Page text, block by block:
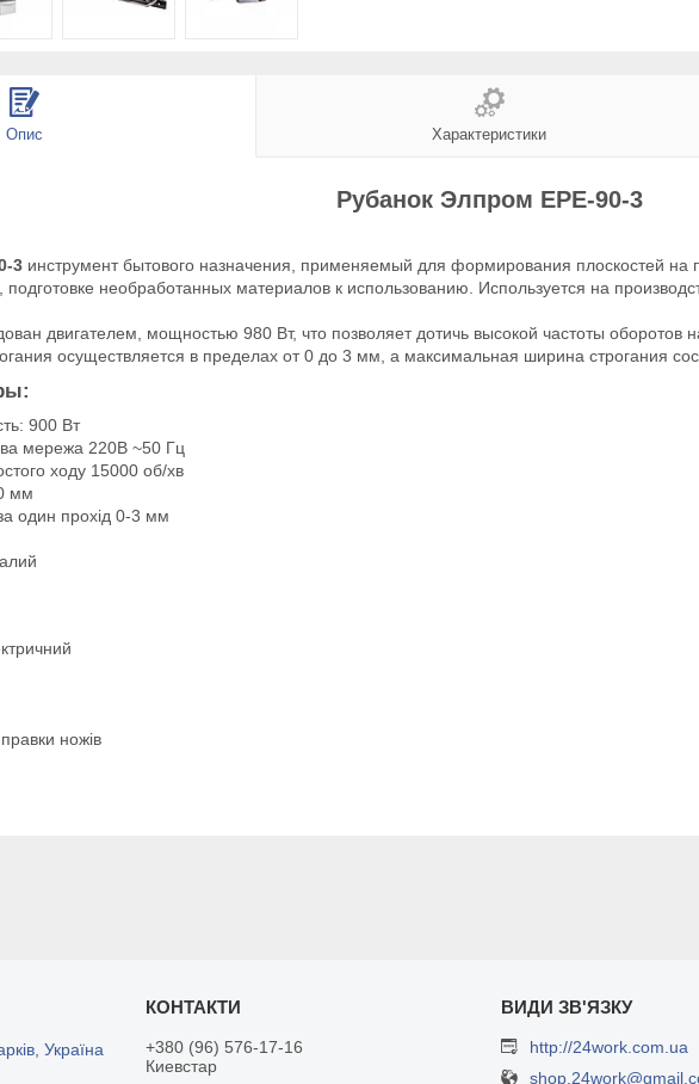
Опис Характеристики
Рубанок Элпром ЕРЕ-90-3
3 инструмент бытового назначения, применяемый для формирования плоскостей на
подготовке необработанных материалов к использованию. Используется на
двигателем, мощностью 980 Вт, что позволяет дотичь высокой частоты оборотов
осуществляется в пределах от 0 до 3 мм, а максимальная ширина строгания
900 Вт
мережа 220В ~50 Гц
ходу 15000 об/хв
мм
один прохід 0-3 мм
ножів
Україна
+380 (96) 576-17-16
Киевстар
http://24work.com.ua